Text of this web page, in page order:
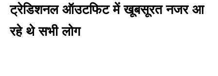
ट्रेडिशनल ऑउटफिट में खूबसूरत नजर आ
रहे थे सभी लोग